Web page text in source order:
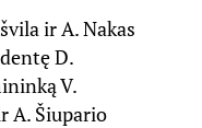
ir A. Nakas
D.
V.
A. Šiupario